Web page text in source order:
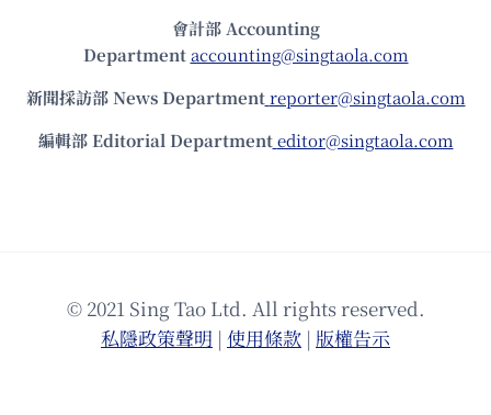
會計部 Accounting
Department accounting@singtaola.com
新聞採訪部 News Department reporter@singtaola.com
編輯部 Editorial Department editor@singtaola.com
© 2021 Sing Tao Ltd. All rights reserved.
私隱政策聲明 | 使⽤條款 | 版權告⽰